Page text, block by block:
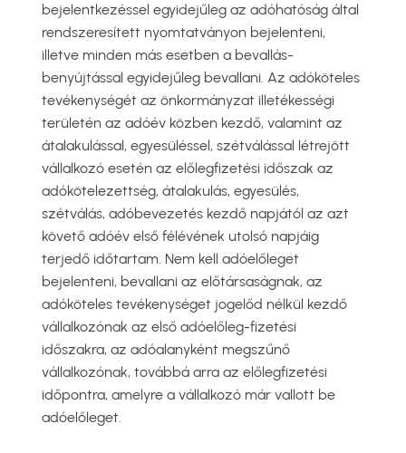
bejelentkezéssel egyidejűleg az adóhatóság által
rendszeresített nyomtatványon bejelenteni,
illetve minden más esetben a bevallás-
benyújtással egyidejűleg bevallani. Az adóköteles
tevékenységét az önkormányzat illetékességi
területén az adóév közben kezdő, valamint az
átalakulással, egyesüléssel, szétválással létrejött
vállalkozó esetén az előlegfizetési időszak az
adókötelezettség, átalakulás, egyesülés,
szétválás, adóbevezetés kezdő napjától az azt
követő adóév első félévének utolsó napjáig
terjedő időtartam. Nem kell adóelőleget
bejelenteni, bevallani az előtársaságnak, az
adóköteles tevékenységet jogelőd nélkül kezdő
vállalkozónak az első adóelőleg-fizetési
időszakra, az adóalanyként megszűnő
vállalkozónak, továbbá arra az előlegfizetési
időpontra, amelyre a vállalkozó már vallott be
adóelőleget.